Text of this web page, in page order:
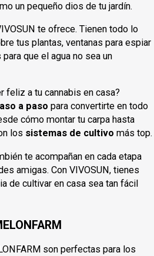
un pequeño dios de tu jardín.
te ofrece. Tienen todo lo
tus plantas, ventanas para espiar
que el agua no sea un
feliz a tu cannabis en casa?
a paso para convertirte en todo
cómo montar tu carpa hasta
los sistemas de cultivo más top.
te acompañan en cada etapa
amigas. Con VIVOSUN, tienes
de cultivar en casa sea tan fácil
son perfectas para los